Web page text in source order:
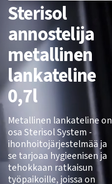
Sterisol
annostelija
metallinen
lankateline
0,7l
Metallinen lankateline on
osa Sterisol System -
ihonhoitojärjestelmää ja
se tarjoaa hygieenisen ja
tehokkaan ratkaisun
työpaikoille, joissa on